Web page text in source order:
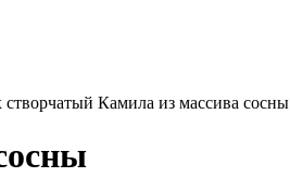
Камила из массива сосны